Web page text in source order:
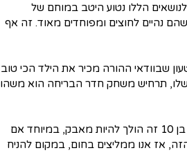
הללו נטוע היטב במוחם של
נהיים לחוצים ומפוחדים מאוד. זה אף
שבוודאי ההורה מכיר את הילד הכי טוב
שלו, תרחיש משחק חדר הבריחה הוא משהו
גורם נוסף שלעתים קרובות מתעלמים ממנו הוא הזמן. המשחק דורש ריכוז ניכר למשך שעה אחת לפחות. עבור ילד בן 10 זה הולך להיות מאבק, במיוחד אם
אז אנו ממליצים בחום, במקום להניח